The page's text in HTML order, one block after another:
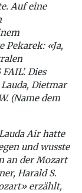
Auf eine
Pekarek: «Ja,
Dies
Dietmar
(Name dem
Air hatte
und wusste
an der Mozart
Harald S.
erzählt,